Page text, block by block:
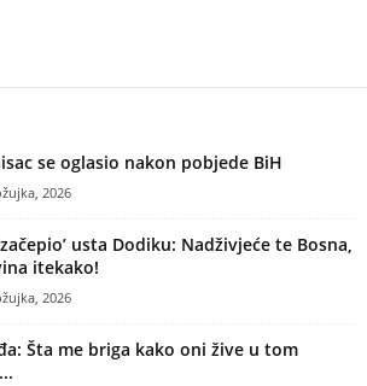
se oglasio nakon pobjede BiH
2026
usta Dodiku: Nadživjeće te Bosna,
itekako!
2026
Šta me briga kako oni žive u tom